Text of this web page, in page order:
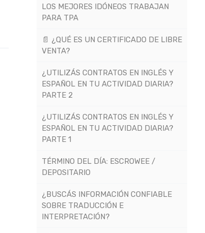
LOS MEJORES IDÓNEOS TRABAJAN
PARA TPA
📄 ¿QUÉ ES UN CERTIFICADO DE LIBRE
VENTA?
¿UTILIZÁS CONTRATOS EN INGLÉS Y
ESPAÑOL EN TU ACTIVIDAD DIARIA?
PARTE 2
¿UTILIZÁS CONTRATOS EN INGLÉS Y
ESPAÑOL EN TU ACTIVIDAD DIARIA?
PARTE 1
TÉRMINO DEL DÍA: ESCROWEE /
DEPOSITARIO
¿BUSCÁS INFORMACIÓN CONFIABLE
SOBRE TRADUCCIÓN E
INTERPRETACIÓN?